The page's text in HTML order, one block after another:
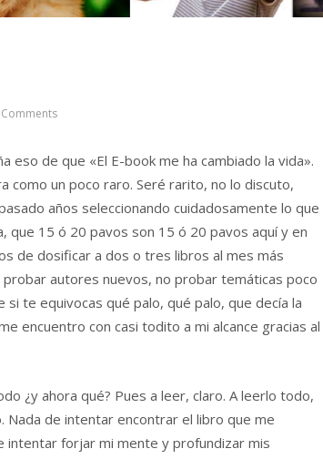
eso de que «El E-book me ha cambiado la vida».
como un poco raro. Seré rarito, no lo discuto,
años seleccionando cuidadosamente lo que
que 15 ó 20 pavos son 15 ó 20 pavos aquí y en
de dosificar a dos o tres libros al mes más
autores nuevos, no probar temáticas poco
si te equivocas qué palo, qué palo, que decía la
encuentro con casi todito a mi alcance gracias al
¿y ahora qué? Pues a leer, claro. A leerlo todo,
Nada de intentar encontrar el libro que me
intentar forjar mi mente y profundizar mis